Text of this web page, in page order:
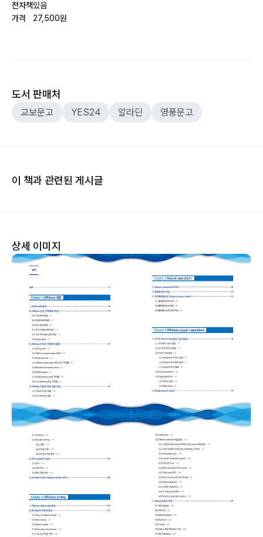
전자책
가격
있음
27,500원
도서 판매처
교보문고 YES24 알라딘 영풍문고
이 책과 관련된 게시글
상세 이미지